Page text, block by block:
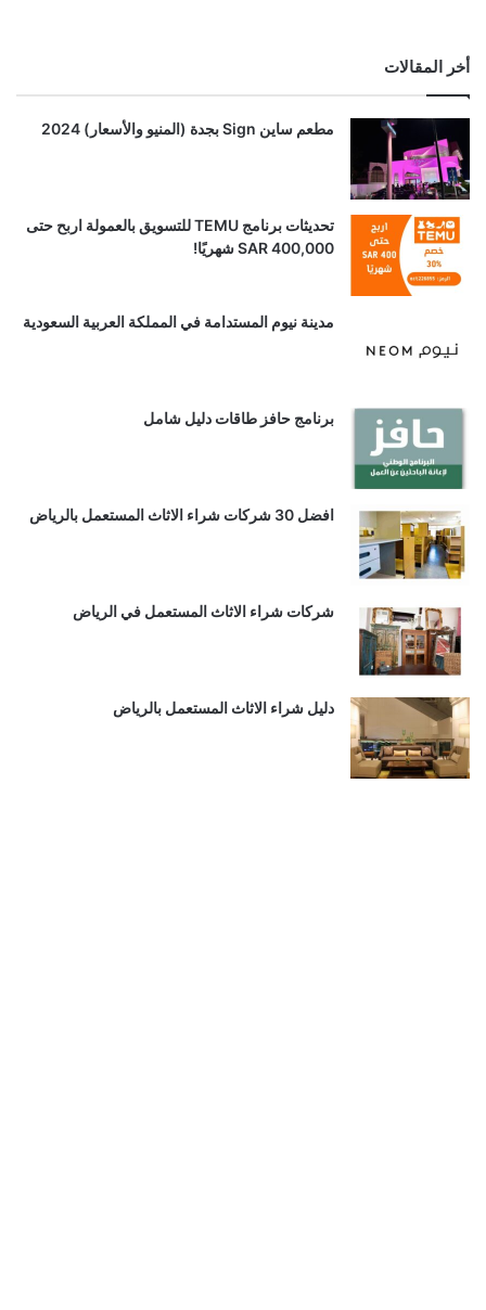
أخر المقالات
مطعم ساين Sign بجدة (المنيو والأسعار) 2024
تحديثات برنامج TEMU للتسويق بالعمولة اربح حتى
SAR 400,000 شهريًا!
مدينة نيوم المستدامة في المملكة العربية السعودية
برنامج حافز طاقات دليل شامل
افضل 30 شركات شراء الاثاث المستعمل بالرياض
شركات شراء الاثاث المستعمل في الرياض
دليل شراء الاثاث المستعمل بالرياض